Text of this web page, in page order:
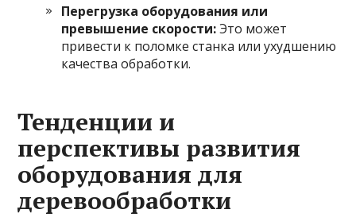
Перегрузка оборудования или
превышение скорости:Это может
привести к поломке станка или ухудшению
качества обработки.
Тенденции и
перспективы развития
оборудования для
деревообработки